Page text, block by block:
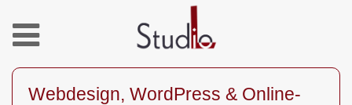
Webdesign, WordPress & Online-